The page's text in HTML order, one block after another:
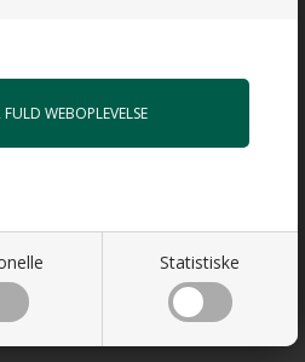
Statistiske